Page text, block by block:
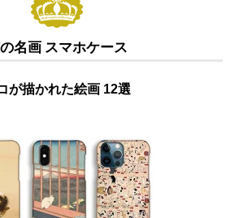
名画 スマホケース
が描かれた絵画 12選